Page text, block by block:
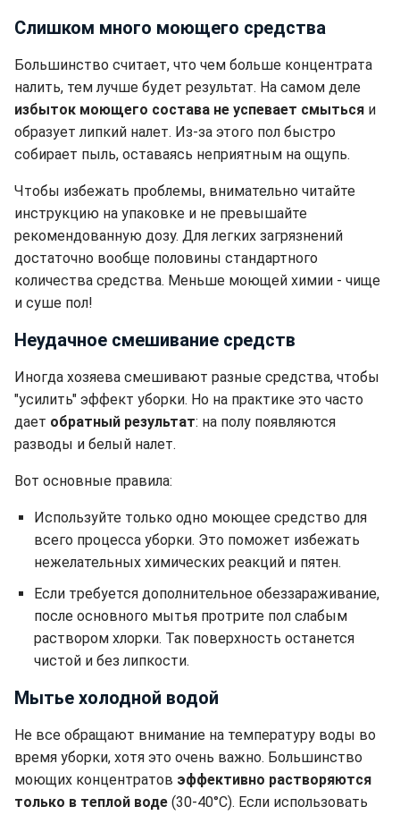
Слишком много моющего средства
Большинство считает, что чем больше концентрата
налить, тем лучше будет результат. На самом деле
избыток моющего состава не успевает смыться и
образует липкий налет. Из-за этого пол быстро
собирает пыль, оставаясь неприятным на ощупь.
Чтобы избежать проблемы, внимательно читайте
инструкцию на упаковке и не превышайте
рекомендованную дозу. Для легких загрязнений
достаточно вообще половины стандартного
количества средства. Меньше моющей химии - чище
и суше пол!
Неудачное смешивание средств
Иногда хозяева смешивают разные средства, чтобы
"усилить" эффект уборки. Но на практике это часто
дает обратный результат: на полу появляются
разводы и белый налет.
Вот основные правила:
Используйте только одно моющее средство для
всего процесса уборки. Это поможет избежать
нежелательных химических реакций и пятен.
Если требуется дополнительное обеззараживание,
после основного мытья протрите пол слабым
раствором хлорки. Так поверхность останется
чистой и без липкости.
Мытье холодной водой
Не все обращают внимание на температуру воды во
время уборки, хотя это очень важно. Большинство
моющих концентратов эффективно растворяются
только в теплой воде (30-40°C). Если использовать